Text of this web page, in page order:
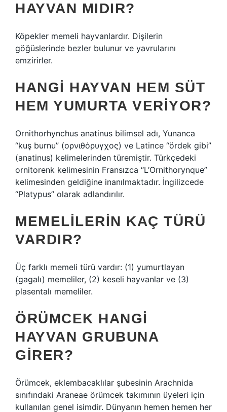
HAYVAN MIDIR?
Köpekler memeli hayvanlardır. Dişilerin
göğüslerinde bezler bulunur ve yavrularını
emzirirler.
HANGI HAYVAN HEM SÜT
HEM YUMURTA VERIYOR?
Ornithorhynchus anatinus bilimsel adı, Yunanca
“kuş burnu” (ορνιθόρυγχος) ve Latince “ördek gibi”
(anatinus) kelimelerinden türemiştir. Türkçedeki
ornitorenk kelimesinin Fransızca “L’Ornithorynque”
kelimesinden geldiğine inanılmaktadır. İngilizcede
“Platypus” olarak adlandırılır.
MEMELILERIN KAÇ TÜRÜ
VARDIR?
Üç farklı memeli türü vardır: (1) yumurtlayan
(gagalı) memeliler, (2) keseli hayvanlar ve (3)
plasentalı memeliler.
ÖRÜMCEK HANGI
HAYVAN GRUBUNA
GIRER?
Örümcek, eklembacaklılar şubesinin Arachnida
sınıfındaki Araneae örümcek takımının üyeleri için
kullanılan genel isimdir. Dünyanın hemen hemen her